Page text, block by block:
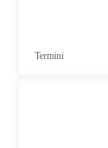
Termini